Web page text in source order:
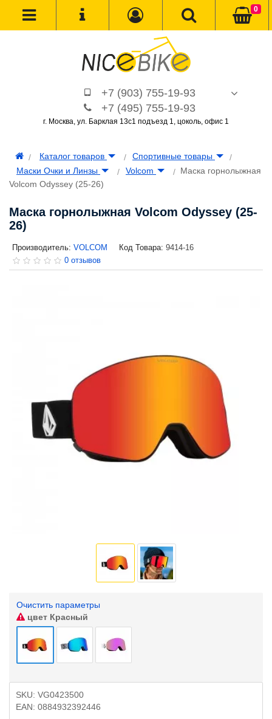
+7 (903) 755-19-93
+7 (495) 755-19-93
г. Москва, ул. Барклая 13с1 подъезд 1, цоколь, офис 1
0
Каталог товаров
Спортивные товары
Маски Очки и Линзы
Volcom
Маска горнолыжная
Volcom Odyssey (25-26)
Маска горнолыжная Volcom Odyssey (25-
26)
Производитель: VOLCOM Код Товара: 9414-16
0 отзывов
Очистить параметры
цвет Красный
SKU: VG0423500
EAN: 0884932392446